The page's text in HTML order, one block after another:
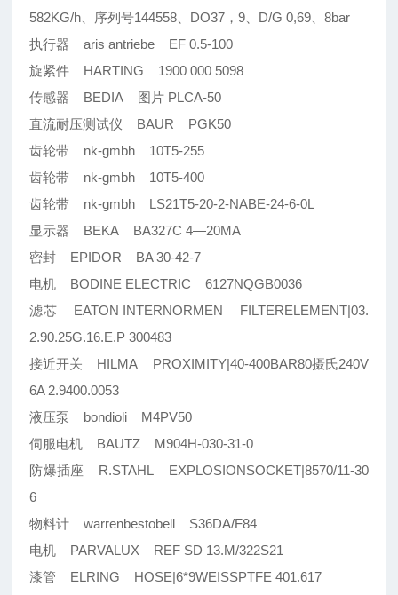
582KG/h、序列号144558、DO37，9、D/G 0,69、8bar
执行器 aris antriebe EF 0.5-100
旋紧件 HARTING 1900 000 5098
传感器 BEDIA 图片 PLCA-50
直流耐压测试仪 BAUR PGK50
齿轮带 nk-gmbh 10T5-255
齿轮带 nk-gmbh 10T5-400
齿轮带 nk-gmbh LS21T5-20-2-NABE-24-6-0L
显示器 BEKA BA327C 4—20MA
密封 EPIDOR BA 30-42-7
电机 BODINE ELECTRIC 6127NQGB0036
滤芯 EATON INTERNORMEN FILTERELEMENT|03.
2.90.25G.16.E.P 300483
接近开关 HILMA PROXIMITY|40-400BAR80摄氏240V
6A 2.9400.0053
液压泵 bondioli M4PV50
伺服电机 BAUTZ M904H-030-31-0
防爆插座 R.STAHL EXPLOSIONSOCKET|8570/11-30
6
物料计 warrenbestobell S36DA/F84
电机 PARVALUX REF SD 13.M/322S21
漆管 ELRING HOSE|6*9WEISSPTFE 401.617